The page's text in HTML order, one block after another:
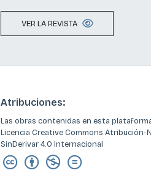
VER LA REVISTA
Atribuciones:
Las obras contenidas en esta
Licencia Creative Commons Atribución-
SinDerivar 4.0 Internacional